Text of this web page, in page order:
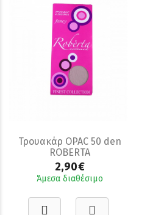
Τρουακάρ OPAC 50 den
ROBERTA
2,90€
Άμεσα διαθέσιμο